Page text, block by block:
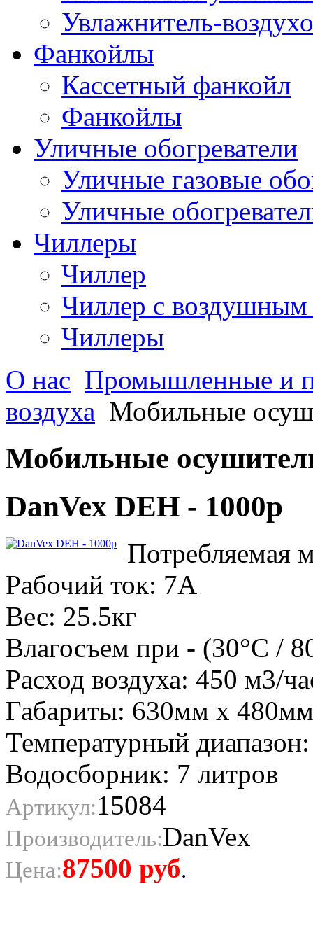
Увлажнитель-
Фанкойлы
Кассетный фанкойл
Фанкойлы
Уличные обогреватели
Уличные газовые
Уличные
Чиллеры
Чиллер
Чиллер с воздушным
Чиллеры
О нас Промышленные и
воздуха Мобильные
Мобильные
DanVex DEH - 1000p
Потребляемая
Рабочий ток: 7A
Вес: 25.5кг
Влагосъем при - (30°С /
Расход воздуха: 450 м3/
Габариты: 630мм x
Температурный
Водосборник: 7 литров
Артикул:15084
Производитель:DanVex
Цена:87500 руб.